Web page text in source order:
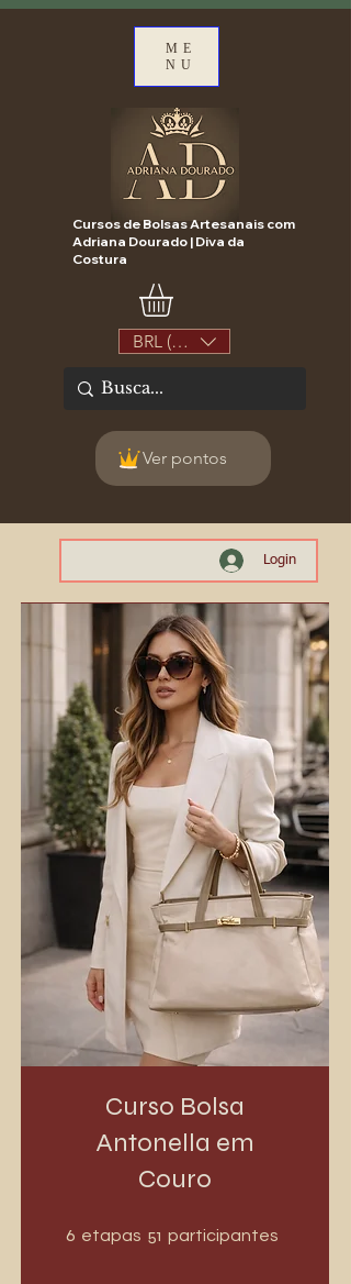
ME
NU
Cursos de Bolsas Artesanais com
Adriana Dourado | Diva da
Costura
BRL (R$)
Ver pontos
Login
Curso Bolsa
Antonella em
Couro
6 etapas 51 participantes